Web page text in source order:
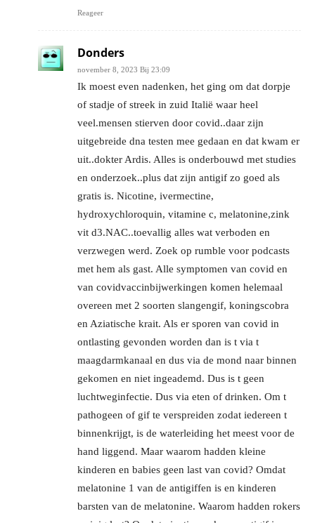
Reageer
Donders
november 8, 2023 Bij 23:09
Ik moest even nadenken, het ging om dat dorpje
of stadje of streek in zuid Italië waar heel
veel.mensen stierven door covid..daar zijn
uitgebreide dna testen mee gedaan en dat kwam er
uit..dokter Ardis. Alles is onderbouwd met studies
en onderzoek..plus dat zijn antigif zo goed als
gratis is. Nicotine, ivermectine,
hydroxychloroquin, vitamine c, melatonine,zink
vit d3.NAC..toevallig alles wat verboden en
verzwegen werd. Zoek op rumble voor podcasts
met hem als gast. Alle symptomen van covid en
van covidvaccinbijwerkingen komen helemaal
overeen met 2 soorten slangengif, koningscobra
en Aziatische krait. Als er sporen van covid in
ontlasting gevonden worden dan is t via t
maagdarmkanaal en dus via de mond naar binnen
gekomen en niet ingeademd. Dus is t geen
luchtweginfectie. Dus via eten of drinken. Om t
pathogeen of gif te verspreiden zodat iedereen t
binnenkrijgt, is de waterleiding het meest voor de
hand liggend. Maar waarom hadden kleine
kinderen en babies geen last van covid? Omdat
melatonine 1 van de antigiffen is en kinderen
barsten van de melatonine. Waarom hadden rokers